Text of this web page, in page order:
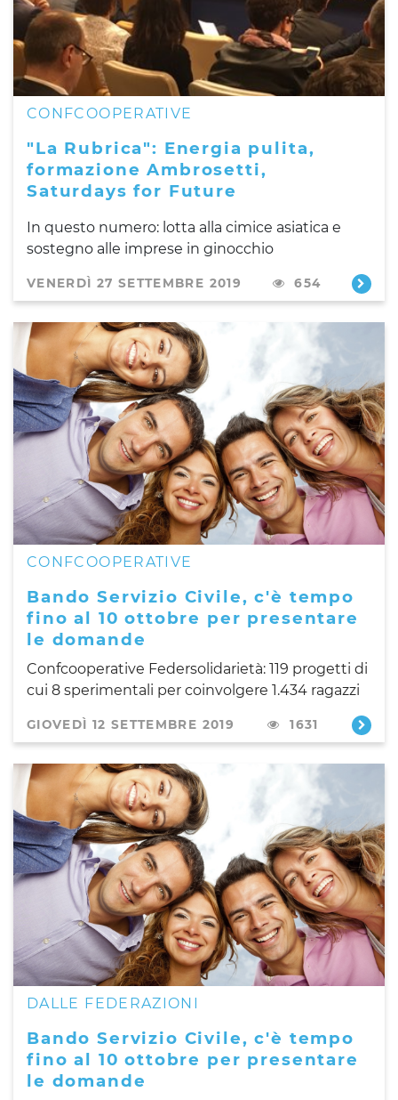
CONFCOOPERATIVE
"La Rubrica": Energia pulita,
formazione Ambrosetti,
Saturdays for Future
In questo numero: lotta alla cimice asiatica e
sostegno alle imprese in ginocchio
VENERDÌ 27 SETTEMBRE 2019 654
CONFCOOPERATIVE
Bando Servizio Civile, c'è tempo
fino al 10 ottobre per presentare
le domande
Confcooperative Federsolidarietà: 119 progetti di
cui 8 sperimentali per coinvolgere 1.434 ragazzi
GIOVEDÌ 12 SETTEMBRE 2019 1631
DALLE FEDERAZIONI
Bando Servizio Civile, c'è tempo
fino al 10 ottobre per presentare
le domande